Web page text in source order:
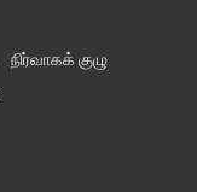
நிர்வாகக் குழு